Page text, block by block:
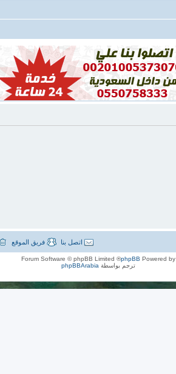
فريق الموقع اتصل بنا
Powered by
phpBB
® Forum Software © phpBB Limited
ترجم بواسطة phpBBArabia